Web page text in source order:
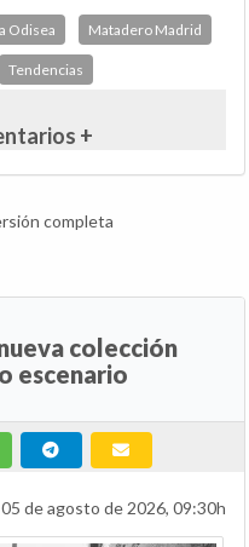
Odisea Matadero Madrid
Tendencias
+
completa
colección
escenario
05 de agosto de 2026, 09:30h